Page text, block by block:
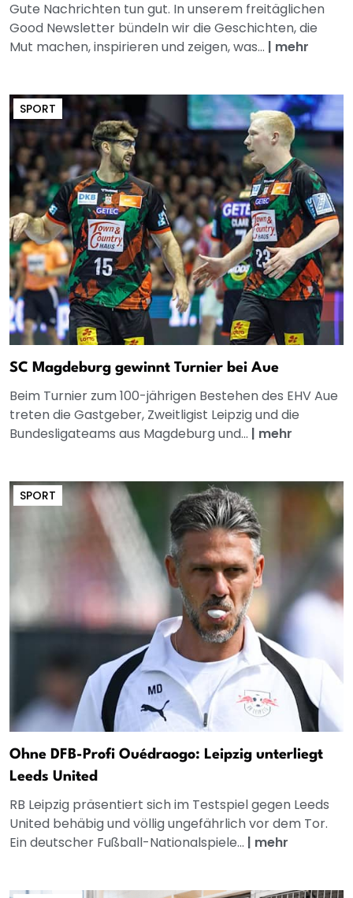
Gute Nachrichten tun gut. In unserem freitäglichen
Good Newsletter bündeln wir die Geschichten, die
Mut machen, inspirieren und zeigen, was... | mehr
SPORT
SC Magdeburg gewinnt Turnier bei Aue
Beim Turnier zum 100-jährigen Bestehen des EHV Aue
treten die Gastgeber, Zweitligist Leipzig und die
Bundesligateams aus Magdeburg und... | mehr
SPORT
Ohne DFB-Profi Ouédraogo: Leipzig unterliegt
Leeds United
RB Leipzig präsentiert sich im Testspiel gegen Leeds
United behäbig und völlig ungefährlich vor dem Tor.
Ein deutscher Fußball-Nationalspiele... | mehr